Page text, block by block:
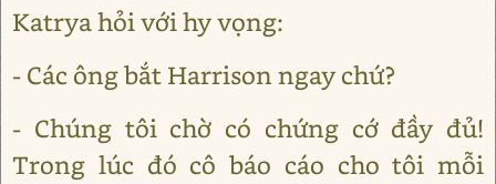
Katrya hỏi với hy vọng:
- Các ông bắt Harrison ngay chứ?
- Chúng tôi chờ có chứng cớ đầy đủ!
Trong lúc đó cô báo cáo cho tôi mỗi